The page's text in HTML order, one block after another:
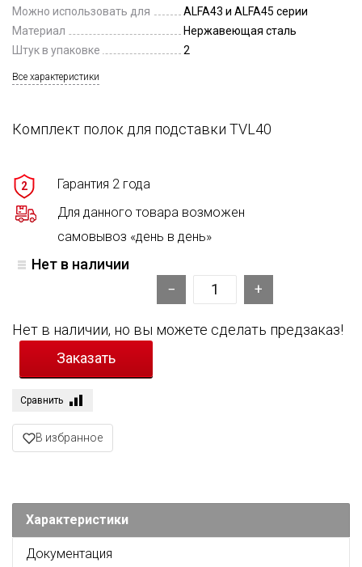
Можно использовать для
ALFA43 и ALFA45 серии
Материал
Нержавеющая сталь
Штук в упаковке
2
Все характеристики
Комплект полок для подставки TVL40
2
Гарантия 2 года
Для данного товара возможен
самовывоз «день в день»
Нет в наличии
Нет в наличии, но вы можете сделать предзаказ!
Сравнить
В избранное
Характеристики
Документация